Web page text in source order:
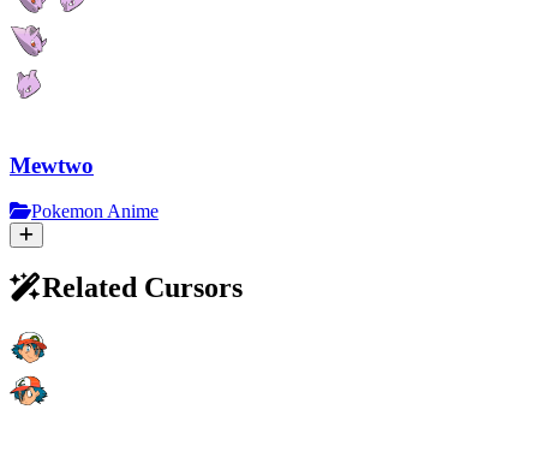
Mewtwo
Pokemon Anime
Related Cursors